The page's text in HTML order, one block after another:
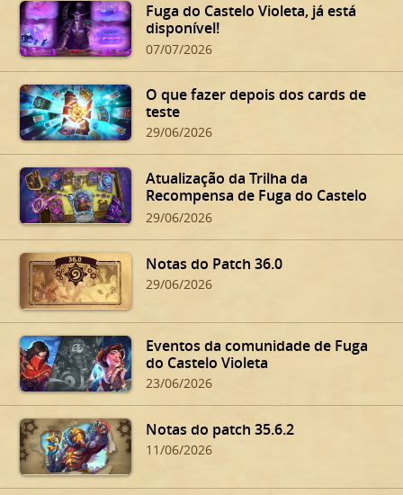
Fuga do Castelo Violeta, já está
disponível!
07/07/2026
O que fazer depois dos cards de
teste
29/06/2026
Atualização da Trilha da
Recompensa de Fuga do Castelo
Violeta
29/06/2026
Notas do Patch 36.0
29/06/2026
Eventos da comunidade de Fuga
do Castelo Violeta
23/06/2026
Notas do patch 35.6.2
11/06/2026